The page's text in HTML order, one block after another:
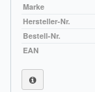
Marke
Hersteller-Nr.
Bestell-Nr.
EAN